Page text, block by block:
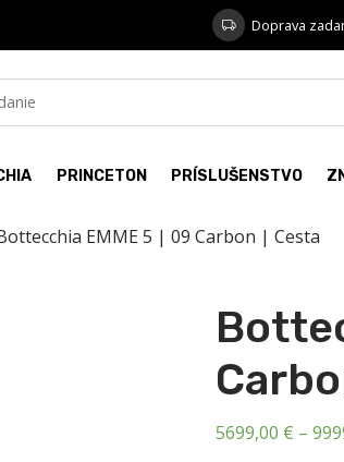
Doprava
PRINCETON PRÍSLUŠENSTVO
EMME 5 | 09 Carbon | Cesta
5699,00 € –